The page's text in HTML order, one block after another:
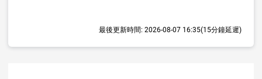
最後更新時間: 2026-08-07 16:35(15分鐘延遲)